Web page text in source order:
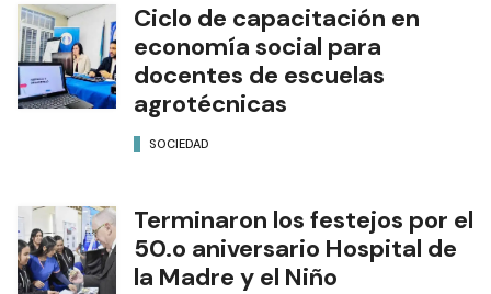
Ciclo de capacitación en
economía social para
docentes de escuelas
agrotécnicas
SOCIEDAD
Terminaron los festejos por el
50.o aniversario Hospital de
la Madre y el Niño